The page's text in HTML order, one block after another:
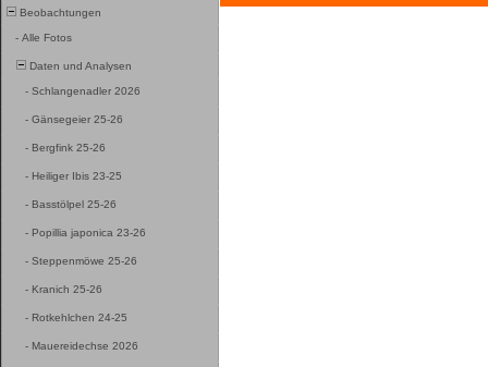
Beobachtungen
- Alle Fotos
Daten und Analysen
- Schlangenadler 2026
- Gänsegeier 25-26
- Bergfink 25-26
- Heiliger Ibis 23-25
- Basstölpel 25-26
- Popillia japonica 23-26
- Steppenmöwe 25-26
- Kranich 25-26
- Rotkehlchen 24-25
- Mauereidechse 2026